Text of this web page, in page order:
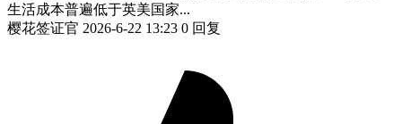
生活成本普遍低于英美国家...
樱花签证官 2026-6-22 13:23 0 回复